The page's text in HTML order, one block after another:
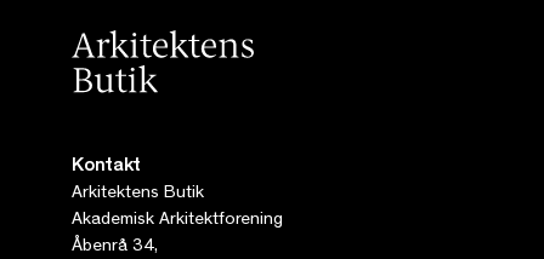
Kontakt
Arkitektens Butik
Akademisk Arkitektforening
Åbenrå 34,